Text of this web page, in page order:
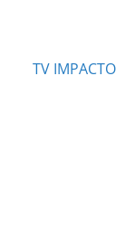
TV IMPACTO